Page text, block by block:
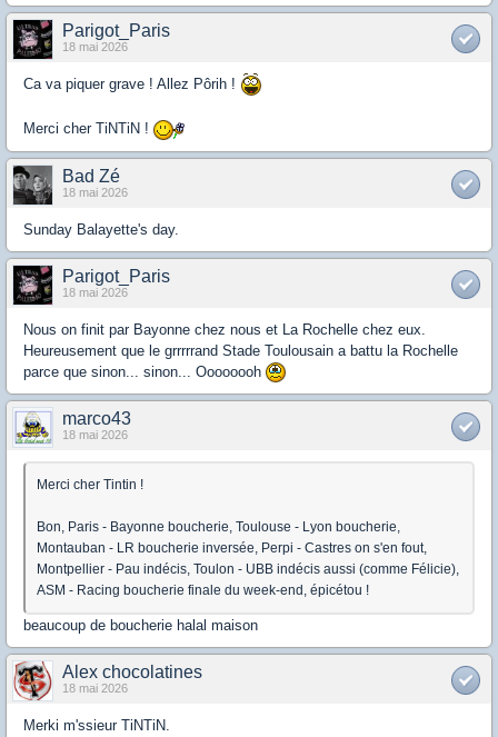
Parigot_Paris
18 mai 2026
Ca va piquer grave ! Allez Pôrih !
Merci cher TiNTiN !
Bad Zé
18 mai 2026
Sunday Balayette's day.
Parigot_Paris
18 mai 2026
Nous on finit par Bayonne chez nous et La Rochelle chez eux.
Heureusement que le grrrrrand Stade Toulousain a battu la Rochelle
parce que sinon... sinon... Oooooooh
marco43
18 mai 2026
Merci cher Tintin !
Bon, Paris - Bayonne boucherie, Toulouse - Lyon boucherie,
Montauban - LR boucherie inversée, Perpi - Castres on s'en fout,
Montpellier - Pau indécis, Toulon - UBB indécis aussi (comme Félicie),
ASM - Racing boucherie finale du week-end, épicétou !
beaucoup de boucherie halal maison
Alex chocolatines
18 mai 2026
Merki m'ssieur TiNTiN.